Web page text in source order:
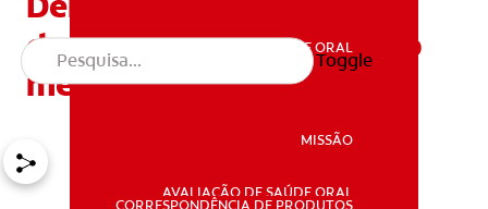
SAÚDE ORAL
SAÚDE ORAL
MISSÃO
AVALIAÇÃO DE SAÚDE ORAL
CORRESPONDÊNCIA DE PRODUTOS
Toggle
descobrir se os dentes do
meu bebé estão a nascer